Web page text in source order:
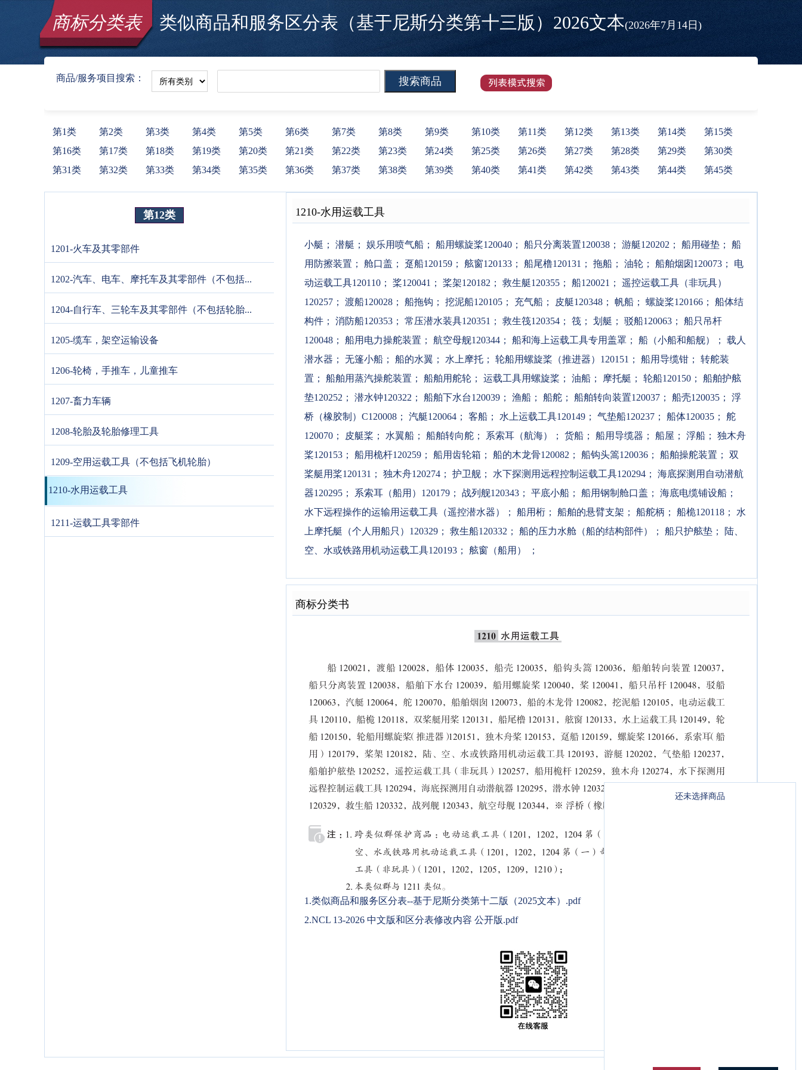
商标分类表类似商品和服务区分表（基于尼斯分类第十三版）2026文本(2026年7月14日)
商品/服务项目搜索：
第1类 第2类 第3类 第4类 第5类 第6类 第7类 第8类 第9类 第10类 第11类 第12类 第13类 第14类
第15类
第16类
第17类 第18类 第19类 第20类 第21类 第22类 第23类 第24类 第25类 第26类 第27类 第28类 第29类
第30类
第31类
第32类 第33类 第34类 第35类 第36类 第37类 第38类 第39类 第40类 第41类 第42类 第43类 第44类 第45类
第12类
1201-火车及其零部件
1202-汽车、电车、摩托车及其零部件（不包括...
1204-自行车、三轮车及其零部件（不包括轮胎...
1205-缆车，架空运输设备
1206-轮椅，手推车，儿童推车
1207-畜力车辆
1208-轮胎及轮胎修理工具
1209-空用运载工具（不包括飞机轮胎）
1210-水用运载工具
1211-运载工具零部件
1210-水用运载工具
小艇 ； 潜艇 ； 娱乐用喷气船 ； 船用螺旋桨120040 ； 船只分离装置120038 ； 游艇120202 ； 船用碰垫 ；
船
用防擦装置 ； 舱口盖 ； 趸船120159 ； 舷窗120133 ； 船尾橹120131 ； 拖船 ； 油轮 ； 船舶烟囱120073 ；
电
动运载工具120110 ； 桨120041 ； 桨架120182 ； 救生艇120355 ； 船120021 ；
遥控运载工具（非玩具）
120257 ； 渡船120028 ； 船拖钩 ； 挖泥船120105 ； 充气船 ； 皮艇120348 ； 帆船 ； 螺旋桨120166 ；
船体结
构件 ； 消防船120353 ； 常压潜水装具120351 ； 救生筏120354 ； 筏 ； 划艇 ； 驳船120063 ；
船只吊杆
120048 ； 船用电力操舵装置 ； 航空母舰120344 ； 船和海上运载工具专用盖罩 ； 船（小船和船舰） ；
载人
潜水器 ； 无篷小船 ； 船的水翼 ； 水上摩托 ； 轮船用螺旋桨（推进器）120151 ； 船用导缆钳 ；
转舵装
置 ； 船舶用蒸汽操舵装置 ； 船舶用舵轮 ； 运载工具用螺旋桨 ； 油船 ； 摩托艇 ； 轮船120150 ；
船舶护舷
垫120252 ； 潜水钟120322 ； 船舶下水台120039 ； 渔船 ； 船舵 ； 船舶转向装置120037 ； 船壳120035 ；
浮
桥（橡胶制）C120008 ； 汽艇120064 ； 客船 ； 水上运载工具120149 ； 气垫船120237 ； 船体120035 ；
舵
120070 ； 皮艇桨 ； 水翼船 ； 船舶转向舵 ； 系索耳（航海） ； 货船 ； 船用导缆器 ； 船屋 ； 浮船 ；
独木舟
桨120153 ； 船用桅杆120259 ； 船用齿轮箱 ； 船的木龙骨120082 ； 船钩头篙120036 ； 船舶操舵装置 ；
双
桨艇用桨120131 ； 独木舟120274 ； 护卫舰 ； 水下探测用远程控制运载工具120294 ；
海底探测用自动潜航
器120295 ； 系索耳（船用）120179 ； 战列舰120343 ； 平底小船 ； 船用钢制舱口盖 ； 海底电缆铺设船 ；
水下远程操作的运输用运载工具（遥控潜水器）
； 船用桁 ； 船舶的悬臂支架 ； 船舵柄 ； 船桅120118 ；
水
上摩托艇（个人用船只）120329 ； 救生船120332 ； 船的压力水舱（船的结构部件） ； 船只护舷垫 ；
陆、
空、水或铁路用机动运载工具120193 ； 舷窗（船用） ；
商标分类书
1.类似商品和服务区分表--基于尼斯分类第十二版（2025文本）.pdf
2.NCL 13-2026 中文版和区分表修改内容 公开版.pdf
还未选择商品